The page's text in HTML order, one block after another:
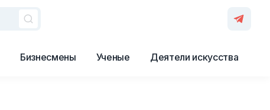
Бизнесмены Ученые Деятели искусства